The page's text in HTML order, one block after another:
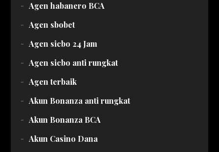
Agen habanero BCA
Agen sbobet
Agen sicbo 24 Jam
Agen sicbo anti rungkat
Agen terbaik
Akun Bonanza anti rungkat
Akun Bonanza BCA
Akun Casino Dana